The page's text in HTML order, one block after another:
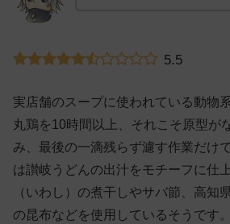
5.5
実店舗のスープに使われている動物
丸鶏を10時間以上、それこそ原型が
み、最後の一滴残らず濾す作業だけ
は讃岐うどんの出汁をモチーフに仕
（いわし）の煮干しやサバ節、高知
の昆布などを使用しているそうです。